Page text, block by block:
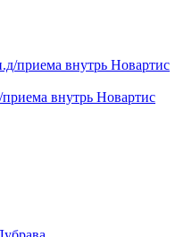
внутрь Новартис